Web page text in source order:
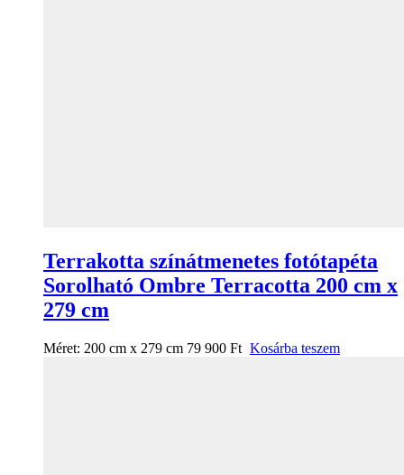
Terrakotta színátmenetes fotótapéta
Sorolható Ombre Terracotta 200 cm x
279 cm
Méret: 200 cm x 279 cm 79 900 Ft Kosárba teszem